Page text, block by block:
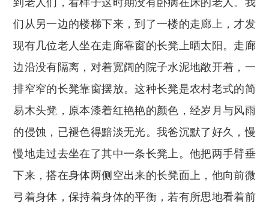
到老人们，看样子这时期没有卧病在床的老人。我
们从另一边的楼梯下来，到了一楼的走廊上，才发
现有几位老人坐在走廊靠窗的长凳上晒太阳。走廊
边沿没有隔离，对着宽阔的院子水泥地敞开着，一
排窄窄的长凳靠窗摆放。这种长凳是农村老式的简
易木头凳，原本漆着红艳艳的颜色，经岁月与风雨
的侵蚀，已褪色得黯淡无光。我爸沉默了好久，慢
慢地走过去坐在了其中一条长凳上。他把两手臂垂
下来，搭在身体两侧空出来的长凳面上，他向前微
弓着身体，保持着身体的平衡，若有所思地看着前